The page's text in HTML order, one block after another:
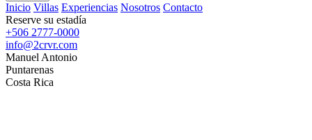
Inicio Villas Experiencias Nosotros Contacto
Reserve su estadía
+506 2777-0000
info@2crvr.com
Manuel Antonio
Puntarenas
Costa Rica